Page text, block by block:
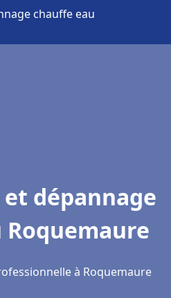
chauffe eau
dépannage
à Roquemaure